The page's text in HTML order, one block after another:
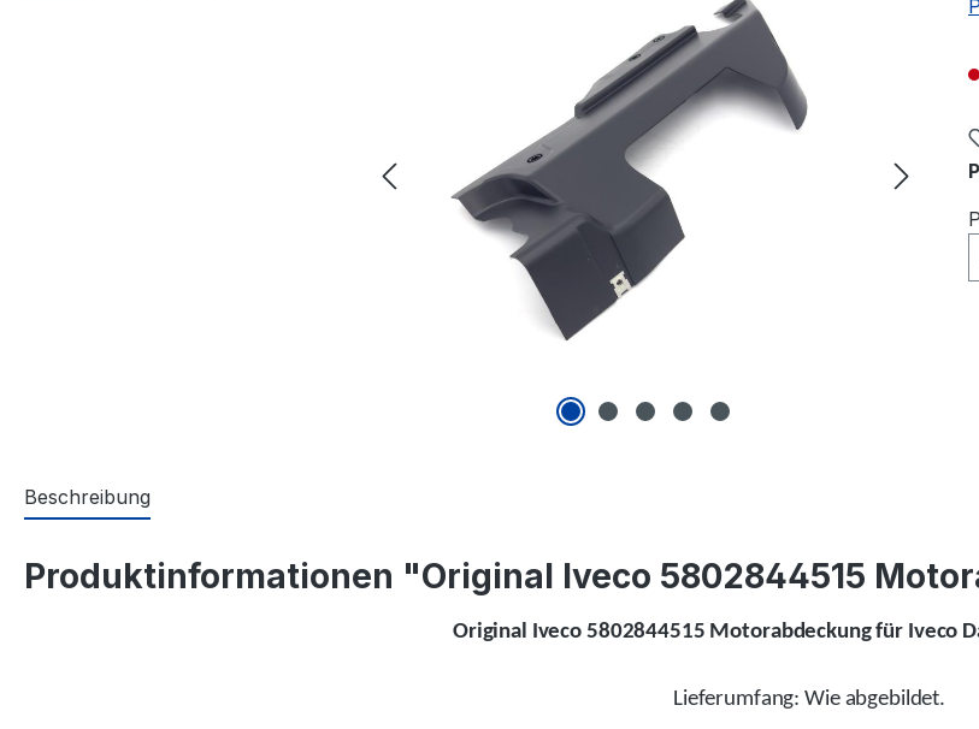
Beschreibung
Produktinformationen "Original Iveco 5802844515
Original Iveco 5802844515 Motorabdeckung für Iveco
Lieferumfang: Wie abgebildet.